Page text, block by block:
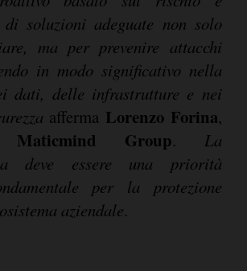
di soluzioni adeguate non solo
ma per prevenire attacchi
in modo significativo nella
dati, delle infrastrutture e nei
afferma Lorenzo Forina,
Maticmind Group. La
deve essere una priorità
per la protezione
aziendale.